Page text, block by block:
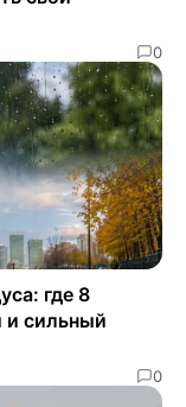
0
где 8
и сильный
0